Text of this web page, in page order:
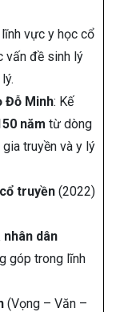
vực y học cổ
vấn đề sinh lý
Đỗ Minh: Kế
năm từ dòng
truyền và y lý
truyền (2022)
dân
góp trong lĩnh
(Vọng – Văn –